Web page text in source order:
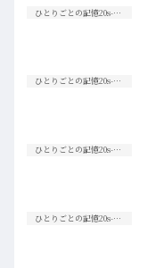
ひとりごとの記憶20s-30s
ひとりごとの記憶20s-30s
ひとりごとの記憶20s-30s
ひとりごとの記憶20s-30s